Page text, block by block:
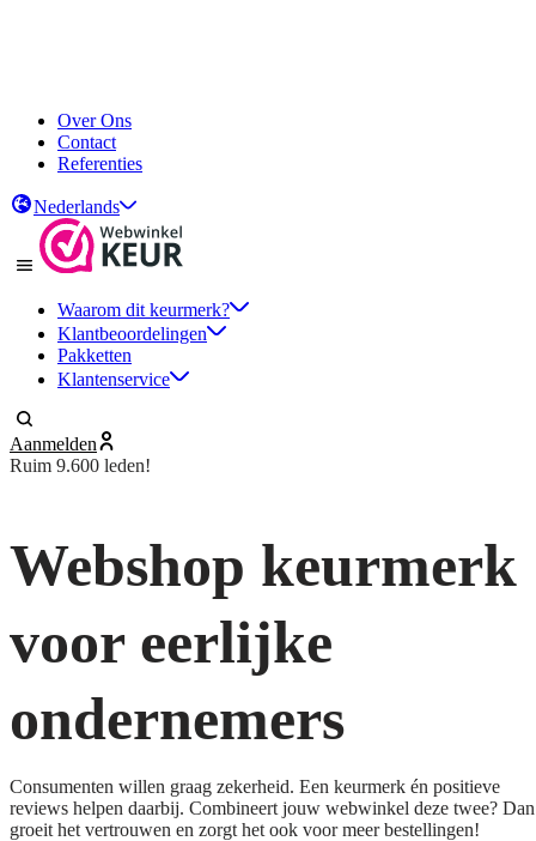
Over Ons
Contact
Referenties
Nederlands
Waarom dit keurmerk?
Klantbeoordelingen
Pakketten
Klantenservice
Aanmelden
Ruim 9.600 leden!
Webshop keurmerk
voor eerlijke
ondernemers
Consumenten willen graag zekerheid. Een keurmerk én positieve
reviews helpen daarbij. Combineert jouw webwinkel deze twee? Dan
groeit het vertrouwen en zorgt het ook voor meer bestellingen!